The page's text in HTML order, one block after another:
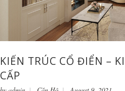
KIẾN TRÚC CỔ ĐIỂN –
CẤP